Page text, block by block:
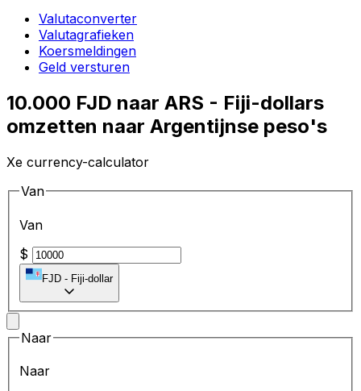
Valutaconverter
Valutagrafieken
Koersmeldingen
Geld versturen
10.000 FJD naar ARS - Fiji-dollars
omzetten naar Argentijnse peso's
Xe currency-calculator
Van
Van
$
FJD - Fiji-dollar
Naar
Naar